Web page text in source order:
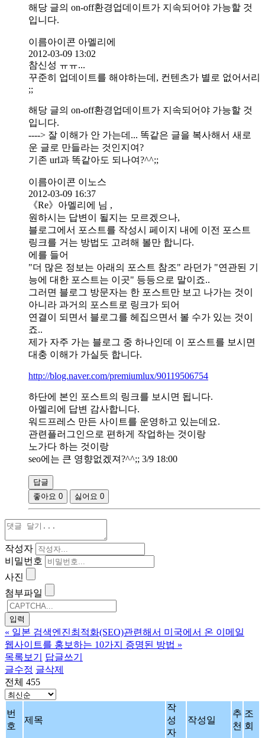
해당 글의 on-off환경업데이트가 지속되어야 가능할 것
입니다.
이름아이콘 아멜리에
2012-03-09 13:02
참신성 ㅠㅠ...
꾸준히 업데이트를 해야하는데, 컨텐츠가 별로 없어서리
;;
해당 글의 on-off환경업데이트가 지속되어야 가능할 것
입니다.
----> 잘 이해가 안 가는데... 똑같은 글을 복사해서 새로
운 글로 만들라는 것인지여?
기존 url과 똑같아도 되나여?^^;;
이름아이콘 이노스
2012-03-09 16:37
《Re》아멜리에 님 ,
원하시는 답변이 될지는 모르겠으나,
블로그에서 포스트를 작성시 페이지 내에 이전 포스트
링크를 거는 방법도 고려해 볼만 합니다.
에를 들어
"더 많은 정보는 아래의 포스트 참조" 라던가 "연관된 기
능에 대한 포스트는 이곳" 등등으로 말이죠..
그러면 블로그 방문자는 한 포스트만 보고 나가는 것이
아니라 과거의 포스트로 링크가 되어
연결이 되면서 블로그를 헤집으면서 볼 수가 있는 것이
죠..
제가 자주 가는 블로그 중 하나인데 이 포스트를 보시면
대충 이해가 가실듯 합니다.
http://blog.naver.com/premiumlux/90119506754
하단에 본인 포스트의 링크를 보시면 됩니다.
아멜리에 답변 감사합니다.
워드프레스 만든 사이트를 운영하고 있는데요.
관련플러그인으로 편하게 작업하는 것이랑
노가다 하는 것이랑
seo에는 큰 영향없겠져?^^;; 3/9 18:00
답글
좋아요 0 싫어요 0
작성자
비밀번호
사진
첨부파일
« 일본 검색엔진최적화(SEO)관련해서 미국에서 온 이메일
웹사이트를 홍보하는 10가지 증명된 방법 »
목록보기
답글쓰기
글수정 글삭제
전체 455
번
호
제목
작
성
자
작성일
추
천
조
회